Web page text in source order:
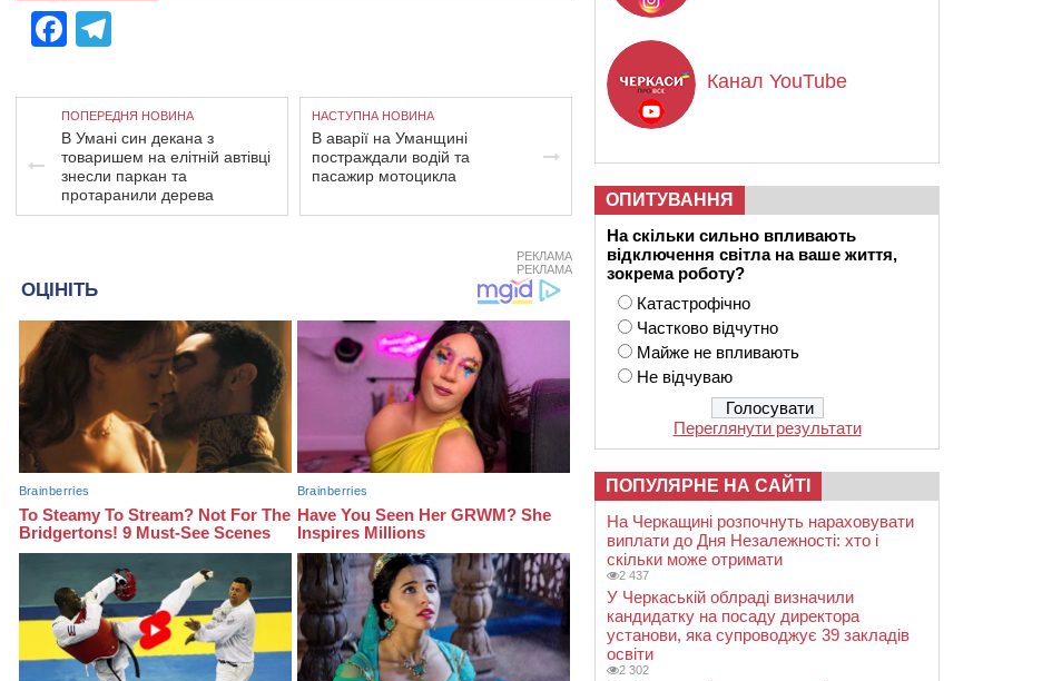
Facebook
ПОПЕРЕДНЯ НОВИНА
В Умані син декана з
товаришем на елітній автівці
знесли паркан та
протаранили дерева
НАСТУПНА НОВИНА
В аварії на Уманщині
постраждали водій та
пасажир мотоцикла
РЕКЛАМА
РЕКЛАМА
Канал YouTube
ОПИТУВАННЯ
На скільки сильно впливають
відключення світла на ваше життя,
зокрема роботу?
Катастрофічно
Частково відчутно
Майже не впливають
Не відчуваю
Переглянути результати
ПОПУЛЯРНЕ НА САЙТІ
На Черкащині розпочнуть нараховувати
виплати до Дня Незалежності: хто і
скільки може отримати
2 437
У Черкаській облраді визначили
кандидатку на посаду директора
установи, яка супроводжує 39 закладів
освіти
2 302